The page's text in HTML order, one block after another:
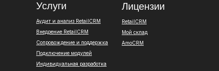
RetailCRM
Мой склад
AmoCRM
Лицензии
Аудит и анализ RetailCRM
Внедрение RetailCRM
Сопровождение и поддержка
Подключение модулей
Индивидуальная разработка
Услуги